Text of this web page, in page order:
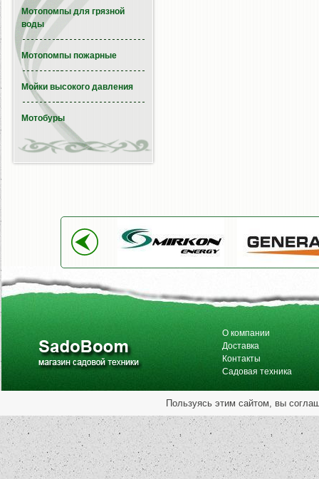
Мотопомпы для грязной
воды
Мотопомпы пожарные
Мойки высокого давления
Мотобуры
О компании
Доставка
Контакты
Садовая техника
Пользуясь этим сайтом, вы